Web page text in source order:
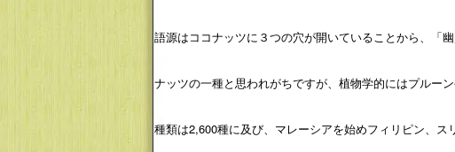
語源はココナッツに３つの穴が開いていることから、「
ナッツの一種と思われがちですが、植物学的にはプルー
種類は2,600種に及び、マレーシアを始めフィリピン、ス